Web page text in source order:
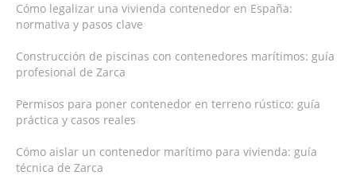
Cómo legalizar una vivienda contenedor en España:
normativa y pasos clave
Construcción de piscinas con contenedores marítimos: guía
profesional de Zarca
Permisos para poner contenedor en terreno rústico: guía
práctica y casos reales
Cómo aislar un contenedor marítimo para vivienda: guía
técnica de Zarca